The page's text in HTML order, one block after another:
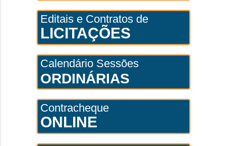
Editais e Contratos de
LICITAÇÕES
Calendário Sessões
ORDINÁRIAS
Contracheque
ONLINE